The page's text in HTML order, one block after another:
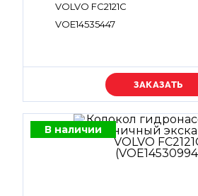
VOLVO FC2121C
VOE14535447
Уточняйте цену
В наличии